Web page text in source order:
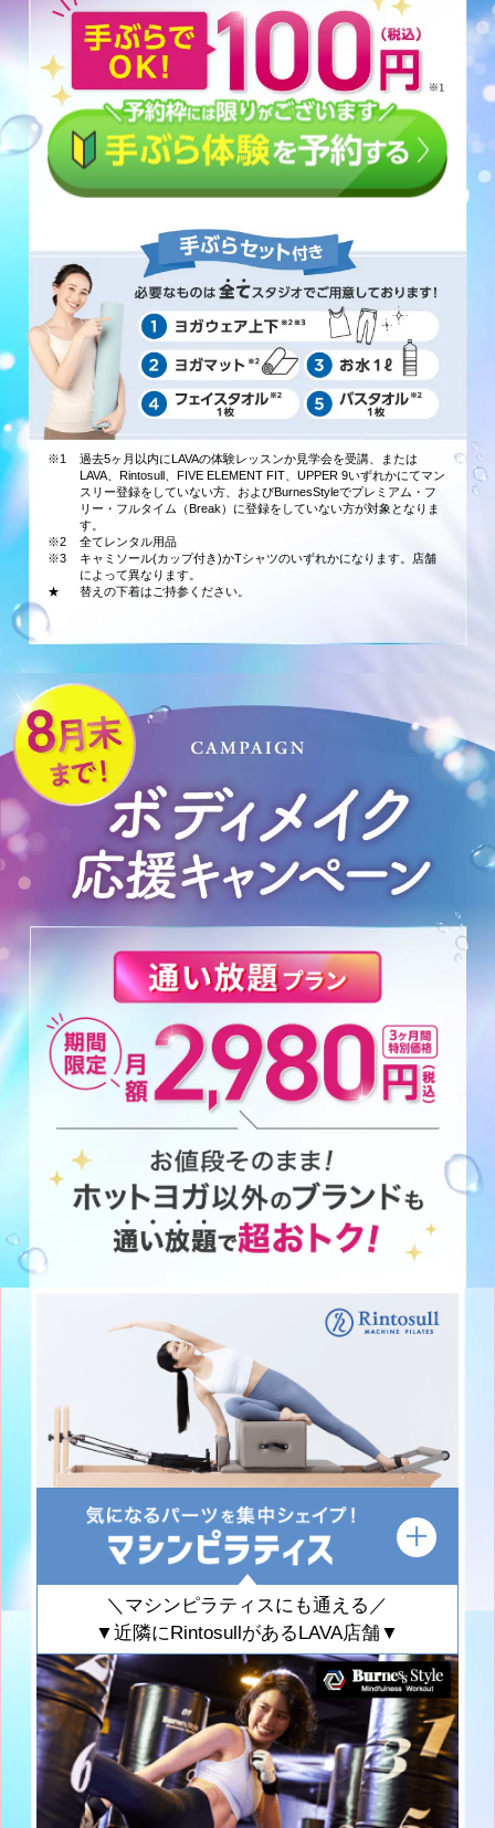
※1
過去5ヶ月以内にLAVAの体験レッスンか見学会を受講、または
LAVA、Rintosull、FIVE ELEMENT FIT、UPPER 9いずれかにてマン
スリー登録をしていない方、およびBurnesStyleでプレミアム・フ
リー・フルタイム（Break）に登録をしていない方が対象となりま
す。
※2
全てレンタル用品
※3
キャミソール(カップ付き)かTシャツのいずれかになります。店舗
によって異なります。
★
替えの下着はご持参ください。
＼マシンピラティスにも通える／
▼近隣にRintosullがあるLAVA店舗▼